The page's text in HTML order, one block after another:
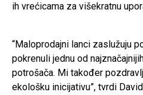
ih vrećicama za višekratnu
“Maloprodajni lanci zaslužuju
pokrenuli jednu od
potrošača. Mi također
ekološku inicijativu”, tvrdi